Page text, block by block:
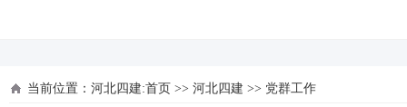
当前位置： 河北四建:首页 >> 河北四建 >> 党群工作